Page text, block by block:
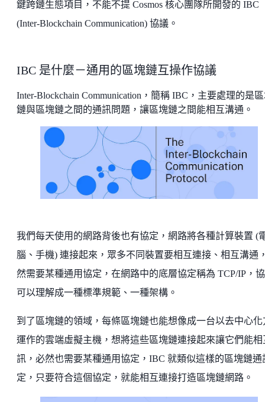
鍵跨鏈生態項目，不能不提 Cosmos 核心團隊所開發的 IBC
(Inter-Blockchain Communication) 協議。
IBC 是什麼－通用的區塊鏈互操作協議
Inter-Blockchain Communication，簡稱 IBC，主要處理的是
鏈與區塊鏈之間的通訊問題，讓區塊鏈之間能相互溝通。
我們每天使用的網路背後也有協定，網路將各種計算裝置 (
腦、手機) 連接起來，眾多不同裝置要相互連接、相互溝通
然需要某種通用協定，在網路中的底層協定稱為 TCP/IP，
可以理解成一種標準規範、一種架構。
到了區塊鏈的領域，每條區塊鏈也能想像成一台以去中心化
運作的雲端虛擬主機，想將這些區塊鏈連接起來讓它們能相
訊，必然也需要某種通用協定，IBC 就類似這樣的區塊鏈通
定，只要符合這個協定，就能相互連接打造區塊鏈網路。